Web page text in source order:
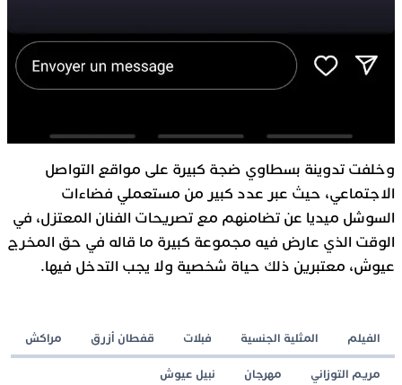
وخلفت تدوينة بسطاوي ضجة كبيرة على مواقع التواصل
الاجتماعي، حيث عبر عدد كبير من مستعملي فضاءات
السوشل ميديا عن تضامنهم مع تصريحات الفنان المعتزل، في
الوقت الذي عارض فيه مجموعة كبيرة ما قاله في حق المخرج
عيوش، معتبرين ذلك حياة شخصية ولا يجب التدخل فيها.
الفيلم المثلية الجنسية فبلات قفطان أزرق مراكش
مريم التوزاني مهرجان نبيل عيوش